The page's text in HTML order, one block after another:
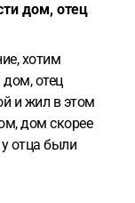
дом, отец
хотим
дом, отец
и жил в этом
дом скорее
отца были